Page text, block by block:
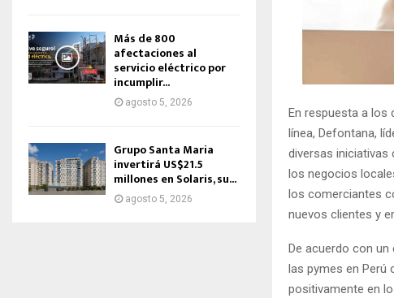
En respuesta a los
línea, Defontana,
diversas iniciativas
los negocios
los comerciantes
nuevos clientes y
De acuerdo con
las pymes en Perú
positivamente en
Más de 800
afectaciones al
servicio eléctrico por
incumplir...
agosto 5, 2026
Grupo Santa Maria
invertirá US$21.5
millones en Solaris, su...
agosto 5, 2026